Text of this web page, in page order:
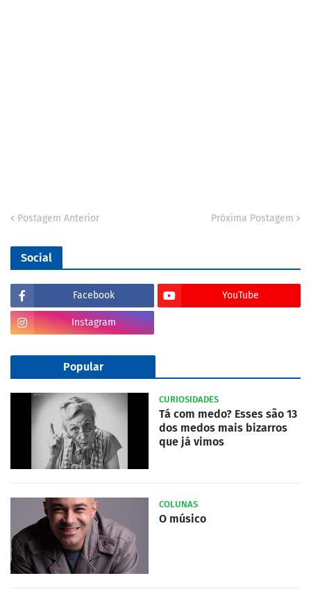
Postagem Anterior Próxima Postagem
Social
Facebook YouTube
Instagram
Popular
CURIOSIDADES
Tá com medo? Esses são 13
dos medos mais bizarros
que já vimos
COLUNAS
O músico